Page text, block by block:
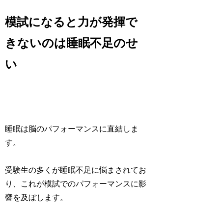
模試になると力が発揮で
きないのは睡眠不足のせ
い
睡眠は脳のパフォーマンスに直結しま
す。
受験生の多くが睡眠不足に悩まされてお
り、これが模試でのパフォーマンスに影
響を及ぼします。